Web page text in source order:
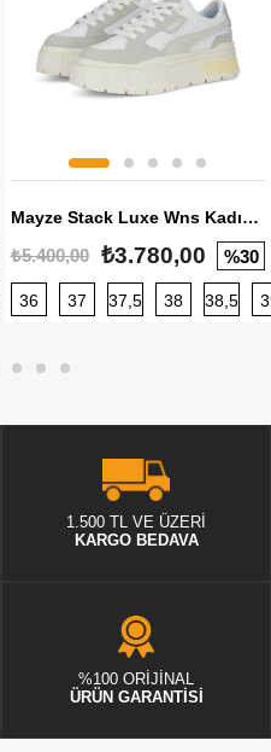
40 40,5 41 42 42,5
Mayze Stack Luxe Wns Kadın Sneaker
₺5.400,00 ₺3.780,00 %30
36 37 37,5 38 38,5
1.500 TL VE ÜZERİ
KARGO BEDAVA
%100 ORİJİNAL
ÜRÜN GARANTİSİ